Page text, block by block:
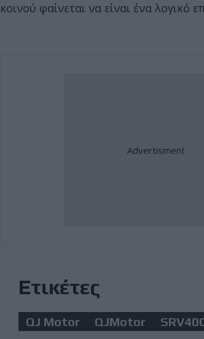
κοινού φαίνεται να είναι ένα λογικό
Ετικέτες
QJ Motor QJMotor